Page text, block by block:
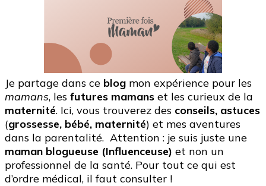
Je partage dans ce blog mon expérience pour les
mamans, les futures mamans et les curieux de la
maternité. Ici, vous trouverez des conseils, astuces
(grossesse, bébé, maternité) et mes aventures
dans la parentalité. Attention : je suis juste une
maman blogueuse (Influenceuse) et non un
professionnel de la santé. Pour tout ce qui est
d’ordre médical, il faut consulter !